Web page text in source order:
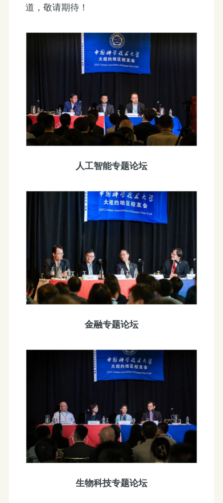
道，敬请期待！
人工智能专题论坛
金融专题论坛
生物科技专题论坛